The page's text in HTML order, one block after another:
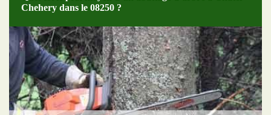
Chehery dans le 08250 ?